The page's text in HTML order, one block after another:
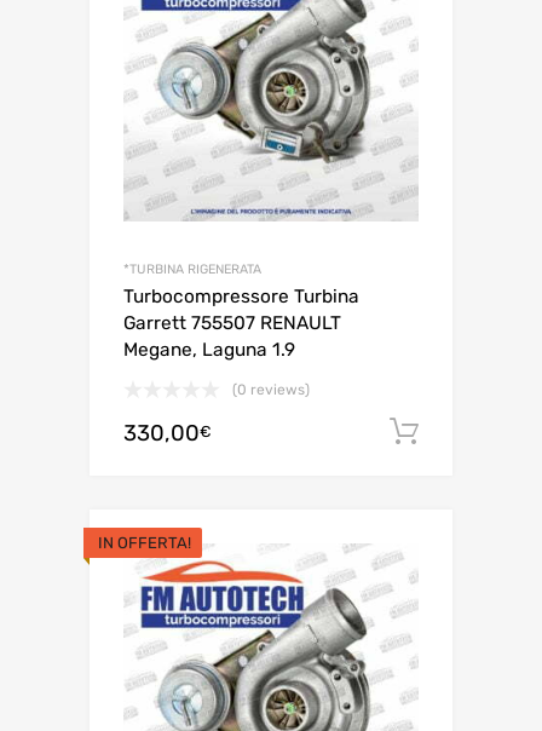
*TURBINA RIGENERATA
Turbocompressore Turbina
Garrett 755507 RENAULT
Megane, Laguna 1.9
(0 reviews)
330,00€
IN OFFERTA!